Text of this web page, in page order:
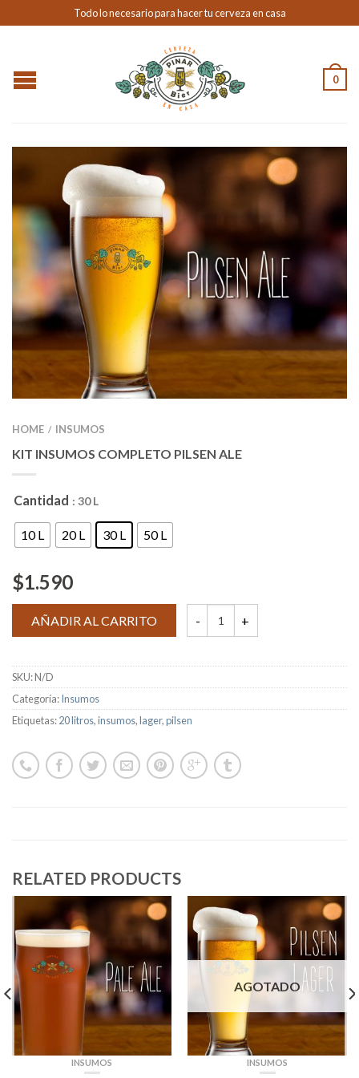
Todo lo necesario para hacer tu cerveza en casa
0
HOME / INSUMOS
KIT INSUMOS COMPLETO PILSEN ALE
Cantidad : 30 L
10 L 20 L 30 L 50 L
$1.590
AÑADIR AL CARRITO
SKU:N/D
Categoría:Insumos
Etiquetas:20 litros,insumos,lager,pilsen
RELATED PRODUCTS
INSUMOS
AGOTADO
INSUMOS